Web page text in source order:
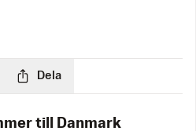
Dela
till Danmark